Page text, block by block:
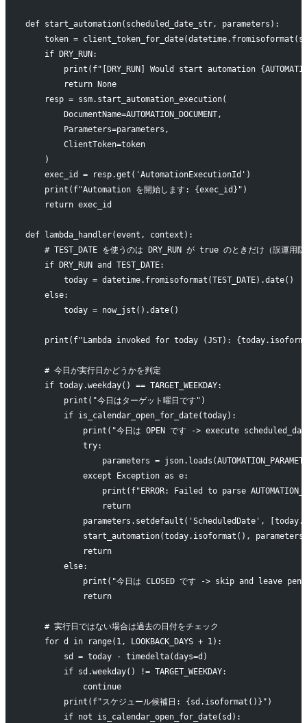
def start_automation(scheduled_date_str, parameters):
token =
    if DRY_RUN:
print(f"[DRY_RUN] Would start automation
        return None
    resp = ssm.start_automation_execution(
        DocumentName=AUTOMATION_DOCUMENT,
        Parameters=parameters,
        ClientToken=token
    )
    exec_id = resp.get('AutomationExecutionId')
    print(f"Automation を開始します: {exec_id}")
    return exec_id
def lambda_handler(event, context):
# TEST_DATE を使うのは DRY_RUN が true のときだけ（誤運用防
    if DRY_RUN and TEST_DATE:
        today = datetime.fromisoformat(TEST_DATE).date()
    else:
        today = now_jst().date()
print(f"Lambda invoked for today (JST):
    # 今日が実行日かどうかを判定
    if today.weekday() == TARGET_WEEKDAY:
        print("今日はターゲット曜日です")
        if is_calendar_open_for_date(today):
print("今日は OPEN です -> execute
            try:
parameters =
            except Exception as e:
print(f"ERROR: Failed to parse
                return
parameters.setdefault('ScheduledDate',
start_automation(today.isoformat(),
            return
        else:
print("今日は CLOSED です -> skip and leave
            return
    # 実行日ではない場合は過去の日付をチェック
    for d in range(1, LOOKBACK_DAYS + 1):
        sd = today - timedelta(days=d)
        if sd.weekday() != TARGET_WEEKDAY:
            continue
        print(f"スケジュール候補日: {sd.isoformat()}")
        if not is_calendar_open_for_date(sd):